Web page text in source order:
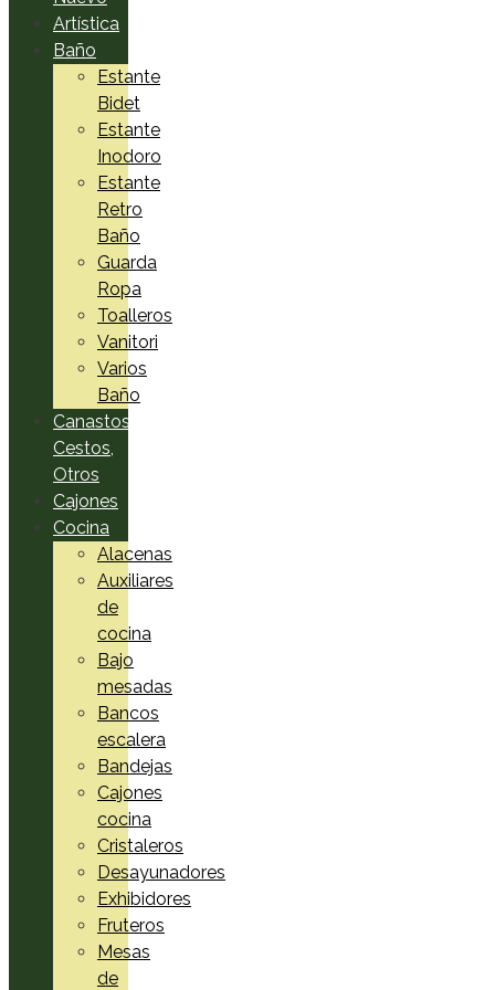
Artística
Baño
Estante
Bidet
Estante
Inodoro
Estante
Retro
Baño
Guarda
Ropa
Toalleros
Vanitori
Varios
Baño
Canastos,
Cestos,
Otros
Cajones
Cocina
Alacenas
Auxiliares
de
cocina
Bajo
mesadas
Bancos
escalera
Bandejas
Cajones
cocina
Cristaleros
Desayunadores
Exhibidores
Fruteros
Mesas
de